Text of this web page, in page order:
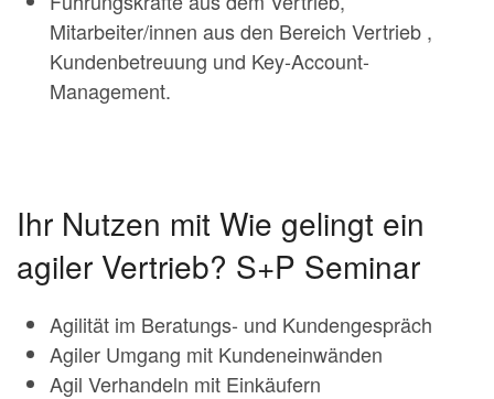
Mitarbeiter/innen aus den Bereich Vertrieb ,
Kundenbetreuung und Key-Account-
Management.
Ihr Nutzen mit Wie gelingt ein
agiler Vertrieb? S+P Seminar
Agilität im Beratungs- und Kundengespräch
Agiler Umgang mit Kundeneinwänden
Agil Verhandeln mit Einkäufern